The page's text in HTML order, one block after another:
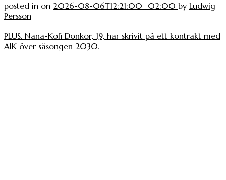
posted in on 2026-08-06T12:21:00+02:00 by Ludwig
Persson
PLUS. Nana-Kofi Donkor, 19, har skrivit på ett kontrakt med
AIK över säsongen 2030.